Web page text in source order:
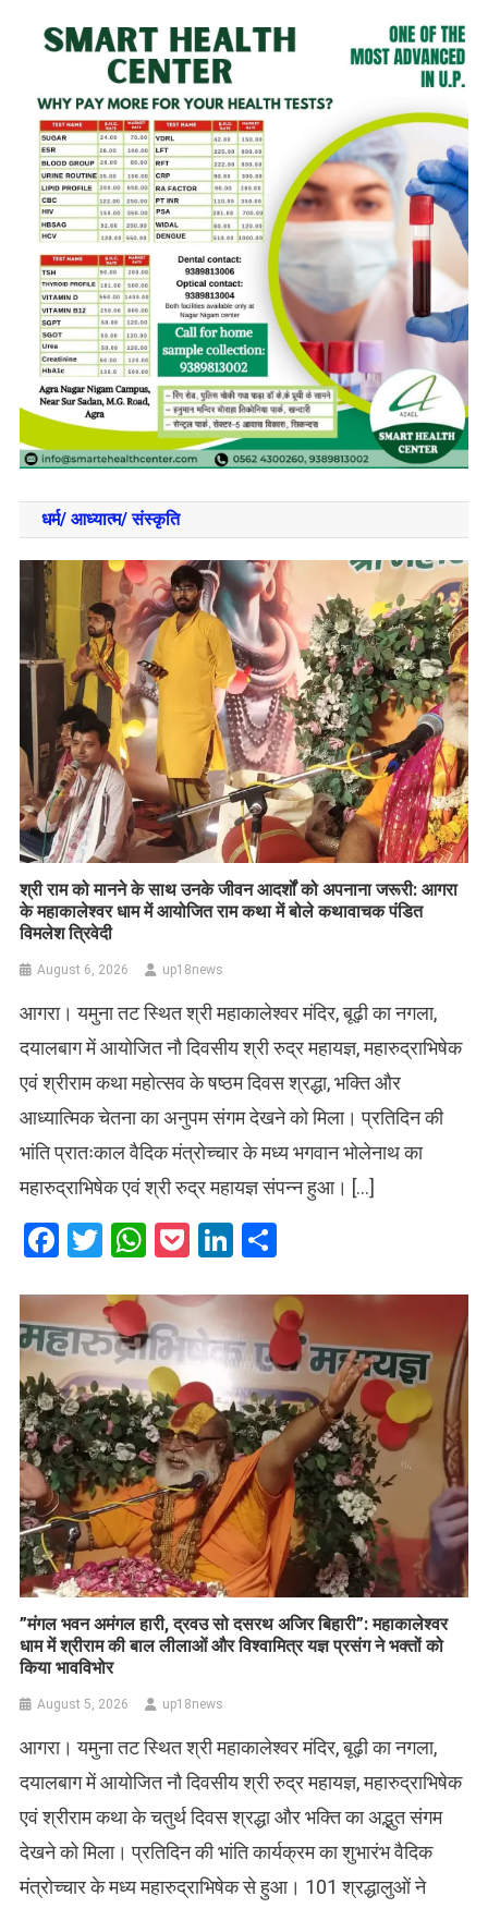
धर्म/ आध्‍यात्‍म/ संस्‍कृति
​श्री राम को मानने के साथ उनके जीवन आदर्शों को अपनाना जरूरी: आगरा
के महाकालेश्वर धाम में आयोजित राम कथा में बोले कथावाचक पंडित
विमलेश त्रिवेदी
August 6, 2026 up18news
आगरा। यमुना तट स्थित श्री महाकालेश्वर मंदिर, बूढ़ी का नगला,
दयालबाग में आयोजित नौ दिवसीय श्री रुद्र महायज्ञ, महारुद्राभिषेक
एवं श्रीराम कथा महोत्सव के षष्ठम दिवस श्रद्धा, भक्ति और
आध्यात्मिक चेतना का अनुपम संगम देखने को मिला। प्रतिदिन की
भांति प्रातःकाल वैदिक मंत्रोच्चार के मध्य भगवान भोलेनाथ का
महारुद्राभिषेक एवं श्री रुद्र महायज्ञ संपन्न हुआ। […]
Facebook
Twitter
WhatsApp
PocketLinkedIn
​”मंगल भवन अमंगल हारी, द्रवउ सो दसरथ अजिर बिहारी”: महाकालेश्वर
धाम में श्रीराम की बाल लीलाओं और विश्वामित्र यज्ञ प्रसंग ने भक्तों को
किया भावविभोर
August 5, 2026 up18news
आगरा। यमुना तट स्थित श्री महाकालेश्वर मंदिर, बूढ़ी का नगला,
दयालबाग में आयोजित नौ दिवसीय श्री रुद्र महायज्ञ, महारुद्राभिषेक
एवं श्रीराम कथा के चतुर्थ दिवस श्रद्धा और भक्ति का अद्भुत संगम
देखने को मिला। प्रतिदिन की भांति कार्यक्रम का शुभारंभ वैदिक
मंत्रोच्चार के मध्य महारुद्राभिषेक से हुआ। 101 श्रद्धालुओं ने